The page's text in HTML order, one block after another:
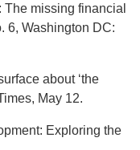
The missing financial
6, Washington DC:
about ‘the
May 12.
Exploring the